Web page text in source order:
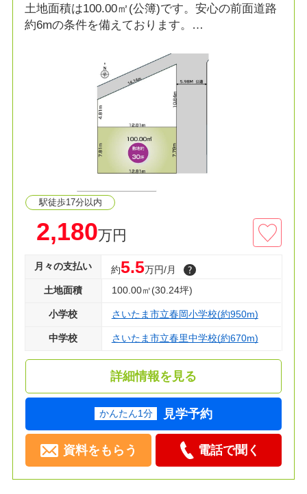
土地面積は100.00㎡(公簿)です。安心の前面道路
約6mの条件を備えております。
駅徒歩17分以内
2,180万円
月々の支払い 約5.5万円/月
土地面積 100.00㎡(30.24坪)
小学校 さいたま市立春岡小学校(約950m)
中学校 さいたま市立春里中学校(約670m)
詳細情報を見る
かんたん1分 見学予約
資料をもらう 電話で聞く